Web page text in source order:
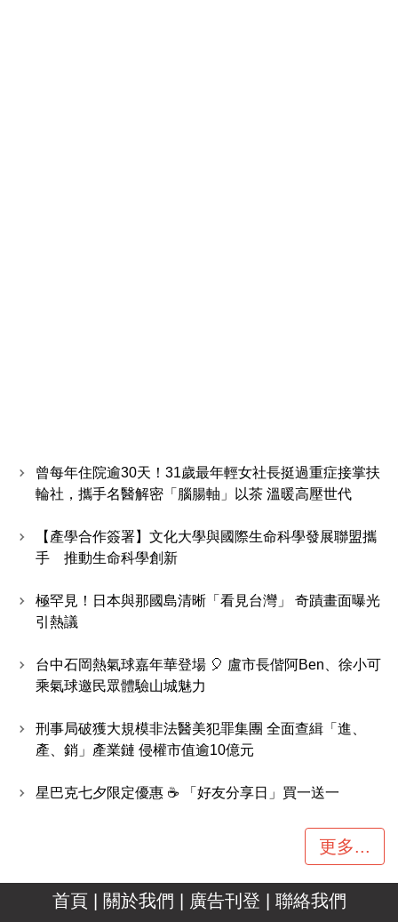
曾每年住院逾30天！31歲最年輕女社長挺過重症接掌扶
輪社，攜手名醫解密「腦腸軸」以茶 溫暖高壓世代
【產學合作簽署】文化大學與國際生命科學發展聯盟攜
手 推動生命科學創新
極罕見！日本與那國島清晰「看見台灣」 奇蹟畫面曝光
引熱議
台中石岡熱氣球嘉年華登場 🎈 盧市長偕阿Ben、徐小可
乘氣球邀民眾體驗山城魅力
刑事局破獲大規模非法醫美犯罪集團 全面查緝「進、
產、銷」產業鏈 侵權市值逾10億元
星巴克七夕限定優惠 ☕ 「好友分享日」買一送一
更多...
首頁 關於我們 廣告刊登 聯絡我們